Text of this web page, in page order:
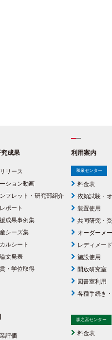
成果
リース
ション動画
フレット・研究部紹介
ポート
成果事例集
シーズ集
ルシート
文発表
・学位取得
評価
利用案内
和泉センター
料金表
依頼試験・
装置使用
共同研究・
オーダーメ
レディメー
施設使用
開放研究室
図書室利用
各種手続き
森之宮センター
料金表